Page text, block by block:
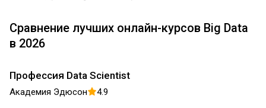
Сравнение лучших онлайн-курсов Big Data
в 2026
Профессия Data Scientist
Академия Эдюсон 4.9